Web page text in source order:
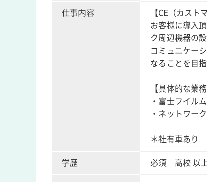
仕事内容
【CE（カスト
お客様に導入
ク周辺機器の
コミュニケー
なることを目
【具体的な業
・富士フイル
・ネットワー
＊社有車あり
学歴 必須 高校 以